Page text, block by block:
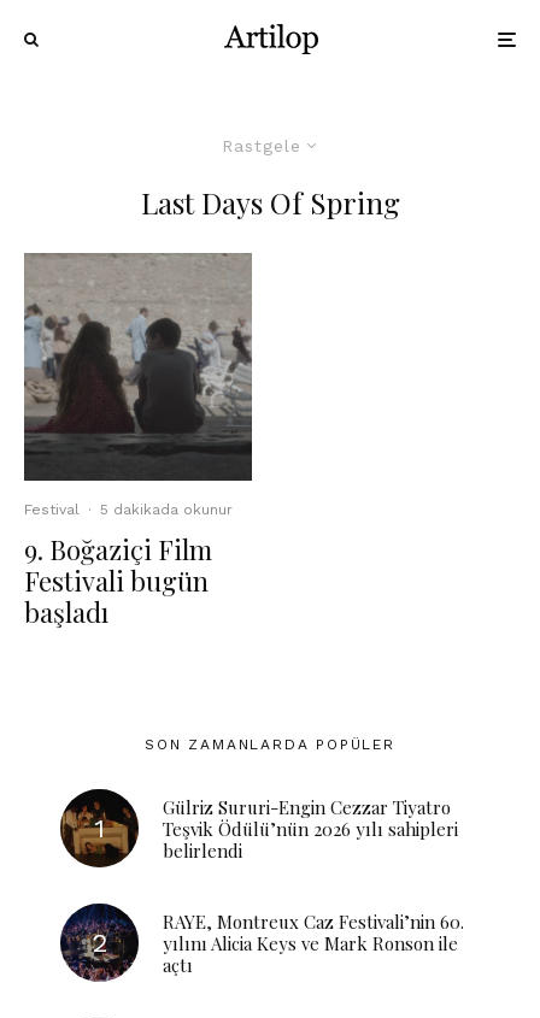
Rastgele
Last Days Of Spring
Festival · 5 dakikada okunur
9. Boğaziçi Film
Festivali bugün
başladı
SON ZAMANLARDA POPÜLER
Gülriz Sururi-Engin Cezzar Tiyatro
Teşvik Ödülü’nün 2026 yılı sahipleri
belirlendi
RAYE, Montreux Caz Festivali’nin 60.
yılını Alicia Keys ve Mark Ronson ile
açtı